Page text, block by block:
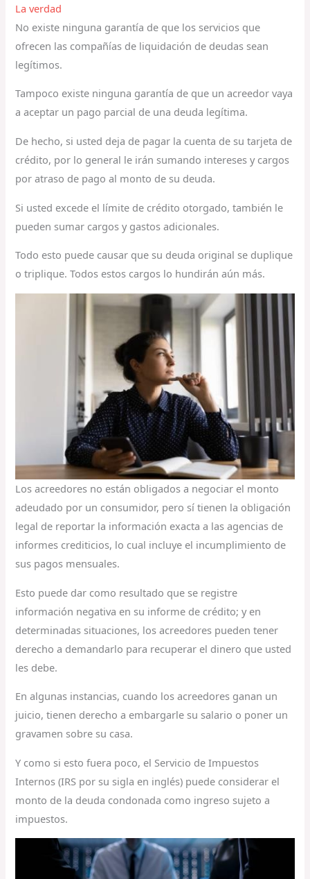
La verdad
No existe ninguna garantía de que los servicios que
ofrecen las compañías de liquidación de deudas sean
legítimos.
Tampoco existe ninguna garantía de que un acreedor vaya
a aceptar un pago parcial de una deuda legítima.
De hecho, si usted deja de pagar la cuenta de su tarjeta de
crédito, por lo general le irán sumando intereses y cargos
por atraso de pago al monto de su deuda.
Si usted excede el límite de crédito otorgado, también le
pueden sumar cargos y gastos adicionales.
Todo esto puede causar que su deuda original se duplique
o triplique. Todos estos cargos lo hundirán aún más.
Los acreedores no están obligados a negociar el monto
adeudado por un consumidor, pero sí tienen la obligación
legal de reportar la información exacta a las agencias de
informes crediticios, lo cual incluye el incumplimiento de
sus pagos mensuales.
Esto puede dar como resultado que se registre
información negativa en su informe de crédito; y en
determinadas situaciones, los acreedores pueden tener
derecho a demandarlo para recuperar el dinero que usted
les debe.
En algunas instancias, cuando los acreedores ganan un
juicio, tienen derecho a embargarle su salario o poner un
gravamen sobre su casa.
Y como si esto fuera poco, el Servicio de Impuestos
Internos (IRS por su sigla en inglés) puede considerar el
monto de la deuda condonada como ingreso sujeto a
impuestos.